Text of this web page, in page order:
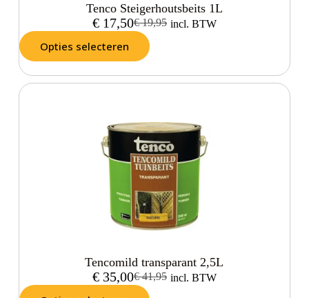
Tenco Steigerhoutsbeits 1L
€19,95
€17,50 incl. BTW
Opties selecteren
Tencomild transparant 2,5L
€41,95
€35,00 incl. BTW